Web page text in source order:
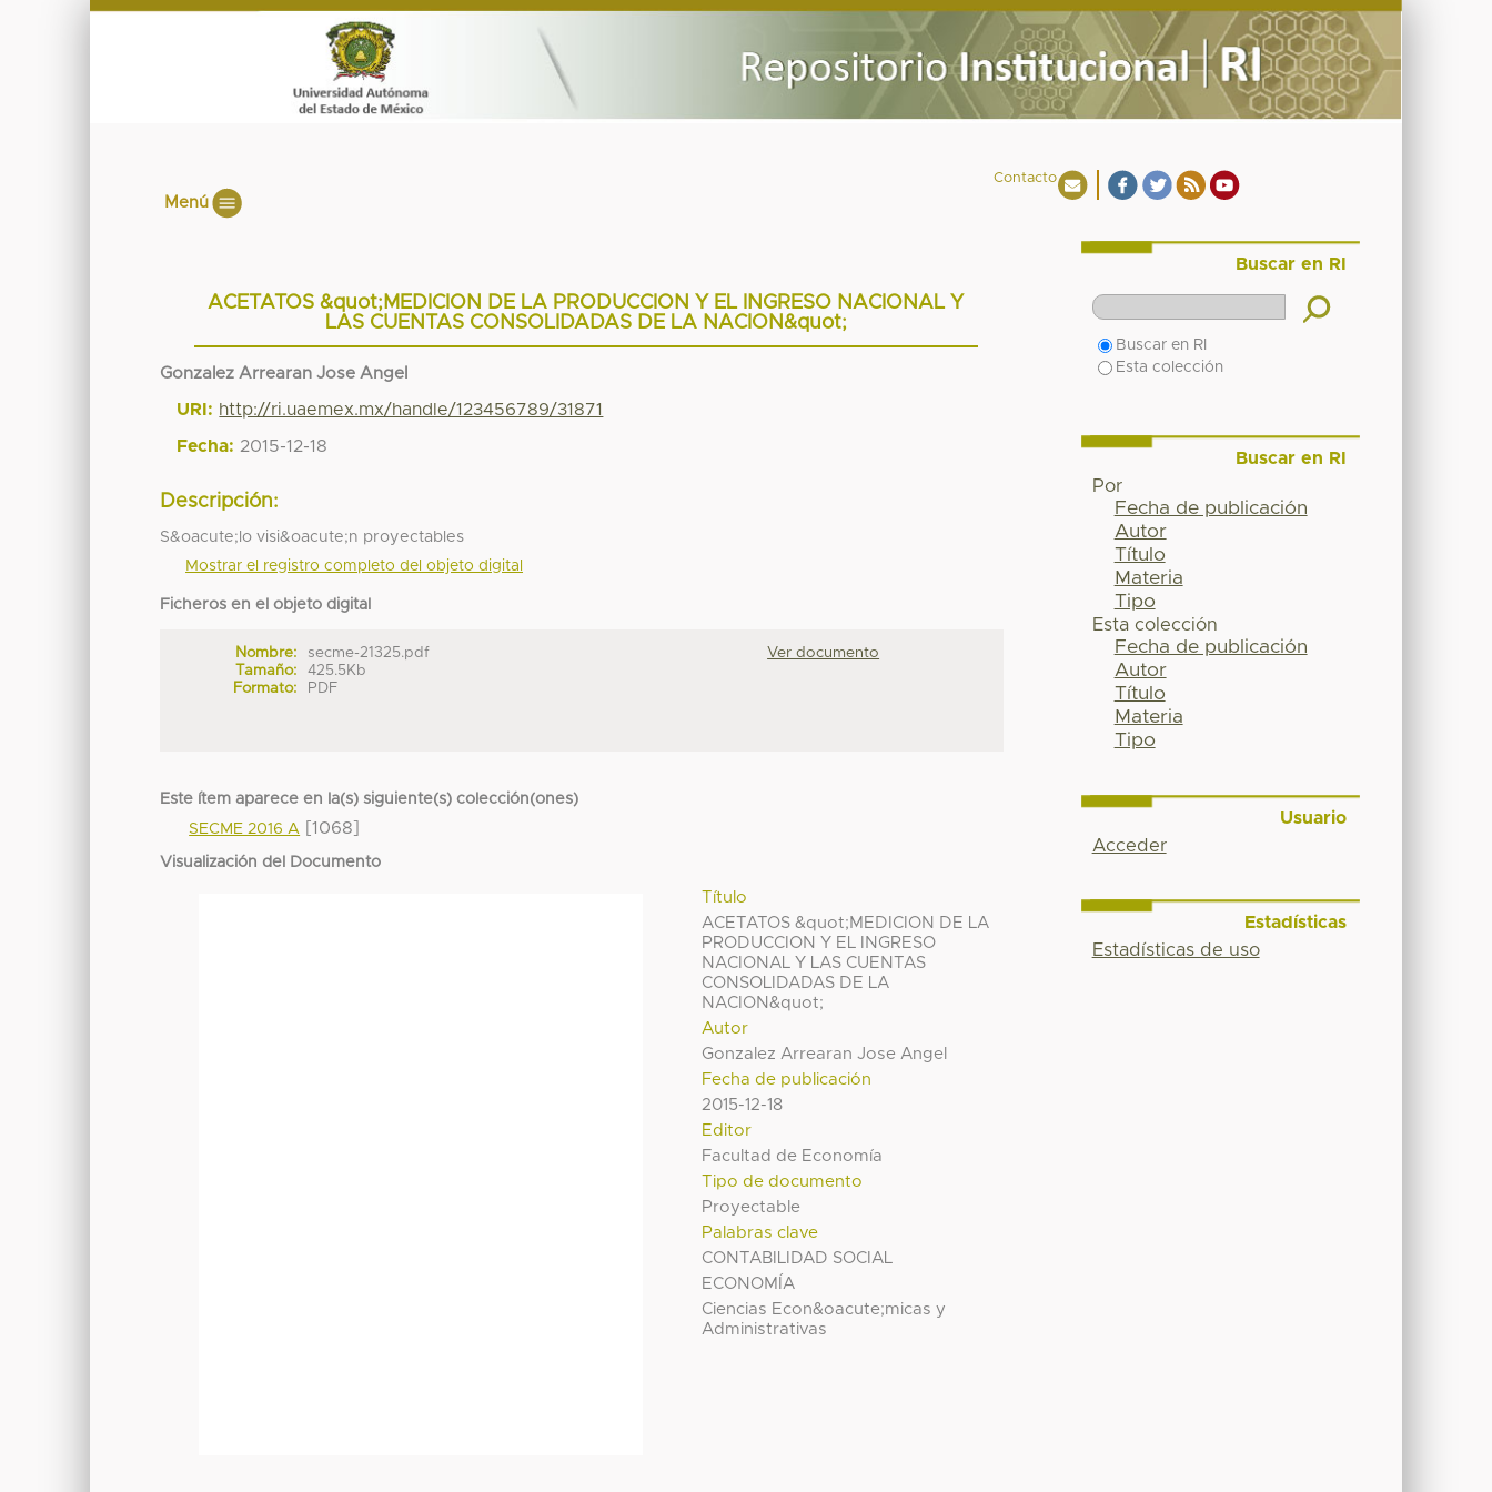
Contacto
Menú
ACETATOS &quot;MEDICION DE LA PRODUCCION Y EL INGRESO NACIONAL Y
LAS CUENTAS CONSOLIDADAS DE LA NACION&quot;
Gonzalez Arrearan Jose Angel
URI: http://ri.uaemex.mx/handle/123456789/31871
Fecha: 2015-12-18
Descripción:
S&oacute;lo visi&oacute;n proyectables
Mostrar el registro completo del objeto digital
Ficheros en el objeto digital
Nombre:
secme-21325.pdf
Tamaño:
425.5Kb
Formato:
PDF
Ver documento
Este ítem aparece en la(s) siguiente(s) colección(ones)
SECME 2016 A [1068]
Visualización del Documento
Título
ACETATOS &quot;MEDICION DE LA
PRODUCCION Y EL INGRESO
NACIONAL Y LAS CUENTAS
CONSOLIDADAS DE LA
NACION&quot;
Autor
Gonzalez Arrearan Jose Angel
Fecha de publicación
2015-12-18
Editor
Facultad de Economía
Tipo de documento
Proyectable
Palabras clave
CONTABILIDAD SOCIAL
ECONOMÍA
Ciencias Econ&oacute;micas y
Administrativas
Buscar en RI
Buscar en RI
Esta colección
Buscar en RI
Por
Fecha de publicación
Autor
Título
Materia
Tipo
Esta colección
Fecha de publicación
Autor
Título
Materia
Tipo
Usuario
Acceder
Estadísticas
Estadísticas de uso